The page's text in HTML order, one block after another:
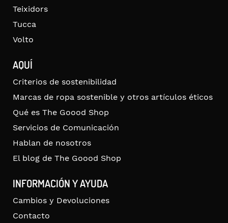
Teixidors
Tucca
Volto
AQUÍ
Criterios de sostenibilidad
Marcas de ropa sostenible y otros artículos éticos
Qué es The Goood Shop
Servicios de Comunicación
Hablan de nosotros
El blog de The Goood Shop
INFORMACIÓN Y AYUDA
Cambios y Devoluciones
Contacto